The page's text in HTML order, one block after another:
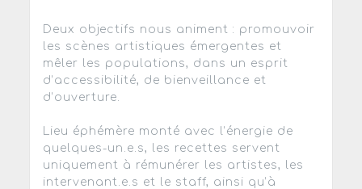
Deux objectifs nous animent : promouvoir
les scènes artistiques émergentes et
mêler les populations, dans un esprit
d’accessibilité, de bienveillance et
d’ouverture.
Lieu éphémère monté avec l’énergie de
quelques-un.e.s, les recettes servent
uniquement à rémunérer les artistes, les
intervenant.e.s et le staff, ainsi qu’à